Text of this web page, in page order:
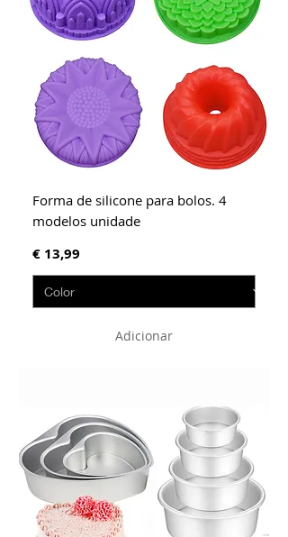
Forma de silicone para bolos. 4
modelos unidade
Preço
€ 13,99
Adicionar